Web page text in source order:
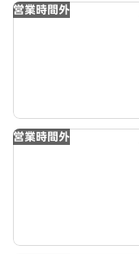
営業時間外
営業時間外